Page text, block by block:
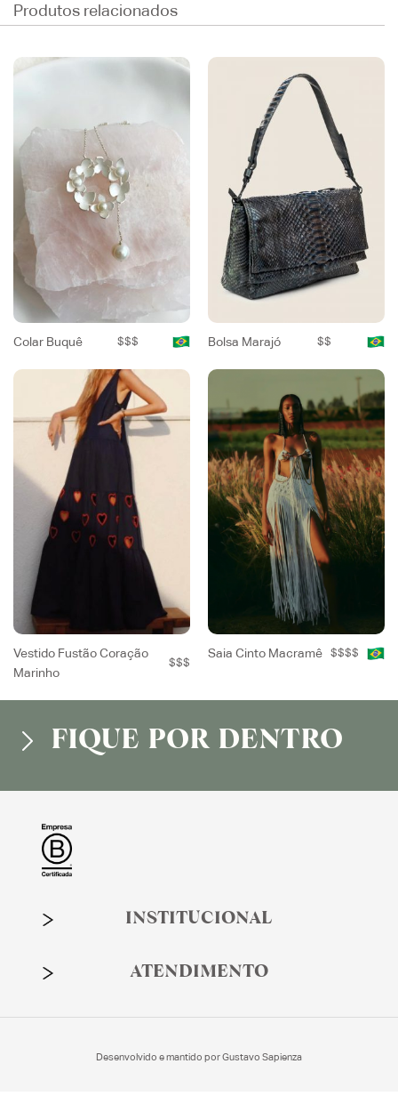
Produtos relacionados
Colar Buquê $$$ Bolsa Marajó $$
Vestido Fustão Coração
Marinho
$$$
Saia Cinto Macramê $$$$
FIQUE POR DENTRO
INSTITUCIONAL
ATENDIMENTO
Desenvolvido e mantido porGustavo Sapienza